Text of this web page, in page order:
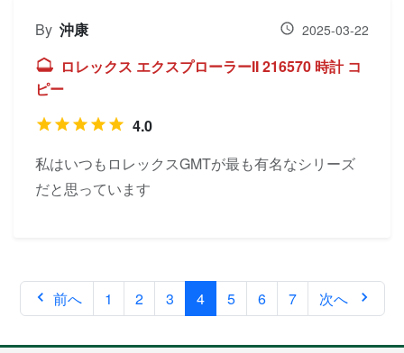
By 沖康 2025-03-22
ロレックス エクスプローラーII 216570 時計 コ
ピー
4.0
私はいつもロレックスGMTが最も有名なシリーズ
だと思っています
前へ 1 2 3 4 5 6 7 次へ